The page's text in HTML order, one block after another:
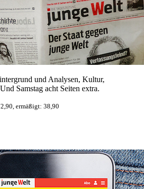
und Analysen, Kultur,
Samstag acht Seiten extra.
ermäßigt: 38,90